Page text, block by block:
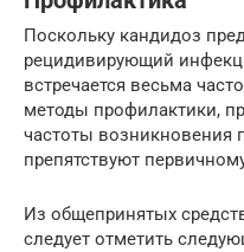
Поскольку кандидоз
рецидивирующий
встречается весьма
методы профилактики,
частоты возникновения
препятствуют
Из общепринятых
следует отметить